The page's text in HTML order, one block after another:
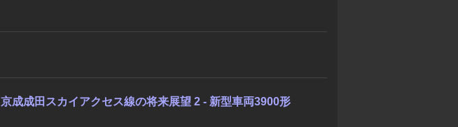
京成成田スカイアクセス線の将来展望 2 - 新型車両3900形